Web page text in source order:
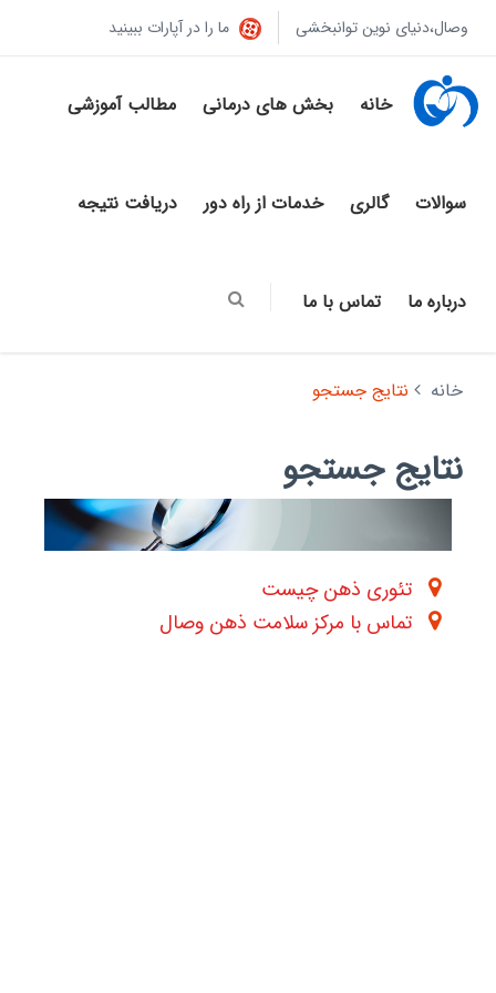
وصال،دنیای نوین توانبخشی ما را در آپارات ببینید
خانه بخش های درمانی مطالب آموزشی
سوالات گالری خدمات از راه دور دریافت نتیجه
درباره ما تماس با ما
خانه نتایج جستجو
نتایج جستجو
تئوری ذهن چیست
تماس با مرکز سلامت ذهن وصال